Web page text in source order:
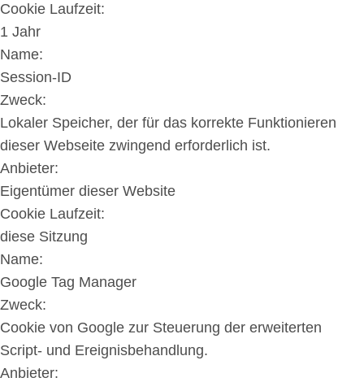
Cookie Laufzeit:
1 Jahr
Name:
Session-ID
Zweck:
Lokaler Speicher, der für das korrekte Funktionieren
dieser Webseite zwingend erforderlich ist.
Anbieter:
Eigentümer dieser Website
Cookie Laufzeit:
diese Sitzung
Name:
Google Tag Manager
Zweck:
Cookie von Google zur Steuerung der erweiterten
Script- und Ereignisbehandlung.
Anbieter: